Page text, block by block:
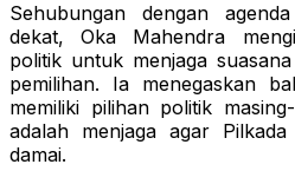
Sehubungan dengan
dekat, Oka Mahendra
politik untuk menjaga
pemilihan. Ia menegaskan
memiliki pilihan politik
adalah menjaga agar
damai.